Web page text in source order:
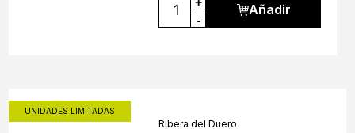
-
Añadir
UNIDADES LIMITADAS
Ribera del Duero